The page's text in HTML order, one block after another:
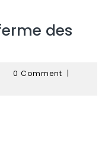
des
0 Comment |